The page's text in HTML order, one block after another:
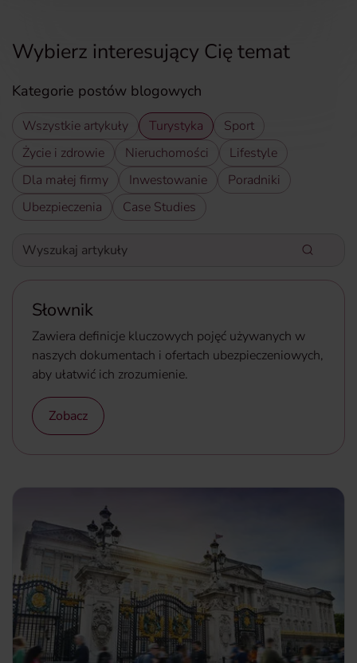
Wybierz interesujący Cię temat
Kategorie postów blogowych
Wszystkie artykuły Turystyka
Sport
Życie i zdrowie
Nieruchomości
Lifestyle
Dla małej firmy
Inwestowanie
Poradniki
Ubezpieczenia
Case Studies
Wyszukaj artykuły
Wpisz słowa kluczowe aby wyszukać artykuły
Słownik
Zawiera definicje kluczowych pojęć używanych w
naszych dokumentach i ofertach ubezpieczeniowych,
aby ułatwić ich zrozumienie.
Zobacz